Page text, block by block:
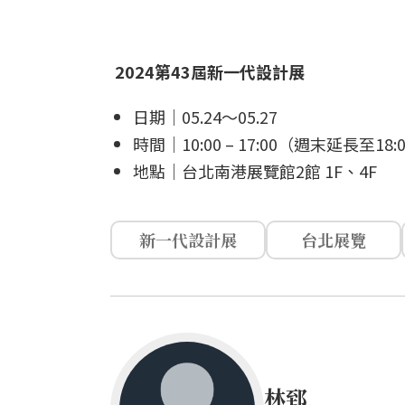
2024第43屆新一代設計展
日期｜05.24～05.27
時間｜10:00 – 17:00（週末延長至
地點｜台北南港展覽館2館 1F、4F
新一代設計展 台北展覽
林郅